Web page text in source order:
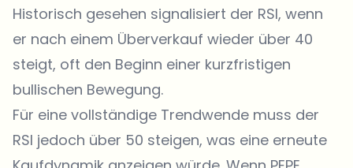
Historisch gesehen signalisiert der RSI, wenn
er nach einem Überverkauf wieder über 40
steigt, oft den Beginn einer kurzfristigen
bullischen Bewegung.
Für eine vollständige Trendwende muss der
RSI jedoch über 50 steigen, was eine erneute